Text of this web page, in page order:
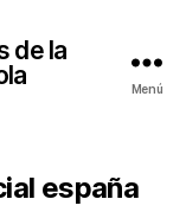
de la
Menú
españa